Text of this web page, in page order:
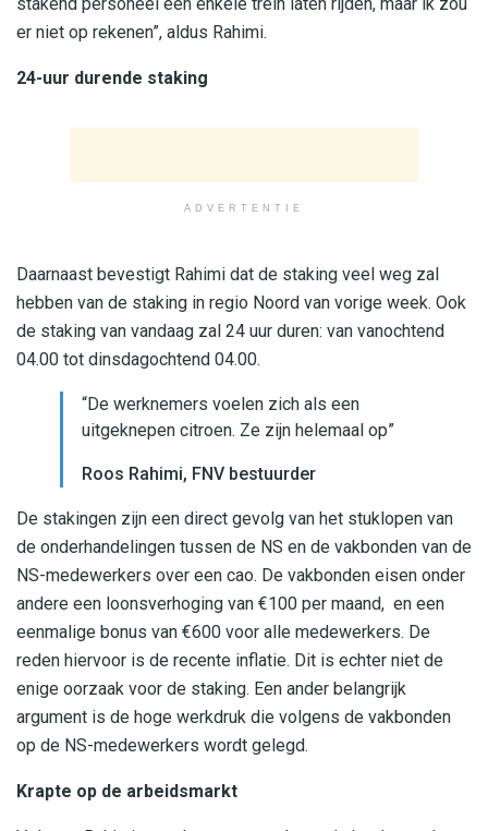
er niet op rekenen”, aldus Rahimi.
24-uur durende staking
ADVERTENTIE
Daarnaast bevestigt Rahimi dat de staking veel weg zal
hebben van de staking in regio Noord van vorige week. Ook
de staking van vandaag zal 24 uur duren: van vanochtend
04.00 tot dinsdagochtend 04.00.
“De werknemers voelen zich als een
uitgeknepen citroen. Ze zijn helemaal op”
Roos Rahimi, FNV bestuurder
De stakingen zijn een direct gevolg van het stuklopen van
de onderhandelingen tussen de NS en de vakbonden van de
NS-medewerkers over een cao. De vakbonden eisen onder
andere een loonsverhoging van €100 per maand, en een
eenmalige bonus van €600 voor alle medewerkers. De
reden hiervoor is de recente inflatie. Dit is echter niet de
enige oorzaak voor de staking. Een ander belangrijk
argument is de hoge werkdruk die volgens de vakbonden
op de NS-medewerkers wordt gelegd.
Krapte op de arbeidsmarkt